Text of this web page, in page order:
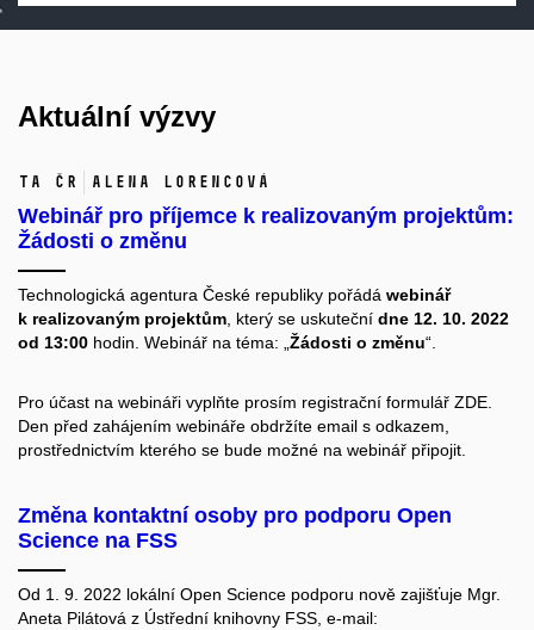
Aktuální výzvy
TA ČR Alena Lorencová
Webinář pro příjemce k realizovaným projektům:
Žádosti o změnu
Technologická agentura České republiky pořádá webinář
k realizovaným projektům , který se uskuteční dne 12. 10. 2022
od 13:00 hodin. Webinář na téma: „ Žádosti o změnu“.
Pro účast na webináři vyplňte prosím registrační formulář ZDE
Den před zahájením webináře obdržíte email s odkazem,
prostřednictvím kterého se bude možné na webinář připojit.
Změna kontaktní osoby pro podporu Open
Science na FSS
Od 1. 9. 2022 lokální Open Science podporu nově zajišťuje Mgr.
Aneta Pilátová z Ústřední knihovny FSS, e-mail: